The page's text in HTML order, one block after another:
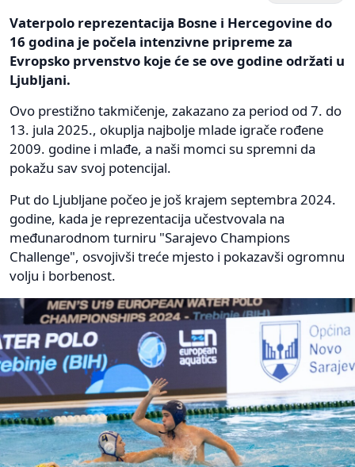
Vaterpolo reprezentacija Bosne i Hercegovine do
16 godina je počela intenzivne pripreme za
Evropsko prvenstvo koje će se ove godine održati u
Ljubljani.
Ovo prestižno takmičenje, zakazano za period od 7. do
13. jula 2025., okuplja najbolje mlade igrače rođene
2009. godine i mlađe, a naši momci su spremni da
pokažu sav svoj potencijal.
Put do Ljubljane počeo je još krajem septembra 2024.
godine, kada je reprezentacija učestvovala na
međunarodnom turniru "Sarajevo Champions
Challenge", osvojivši treće mjesto i pokazavši ogromnu
volju i borbenost.